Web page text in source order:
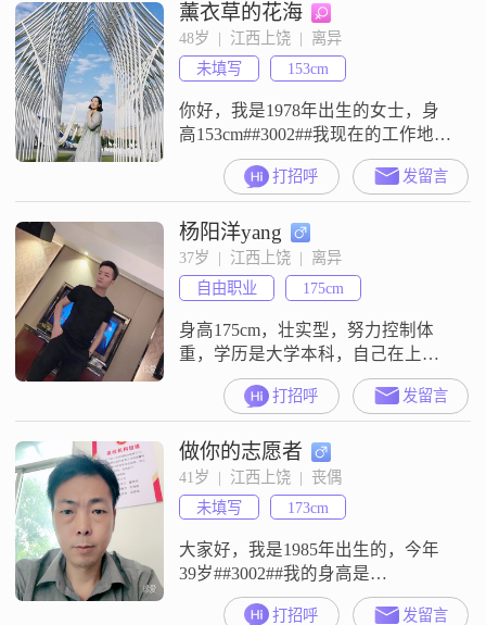
大家可以看到资料里写的，我是一
个责任感强的人，平时也比较随
和，容易相处##3002##同时我也热
爱生活##3002##我在这里
薰衣草的花海
48岁  |  江西上饶  |  离异
未填写
153cm
你好，我是1978年出生的女士，身
高153cm##3002##我现在的工作地是
上饶，月收入在3001到5000元之间
##3002##我的学历是高中及以下
##3002##我是一个热爱生活的人，
平时喜欢享受当下的状态##3002##
我也比较注重健康管理##3002##我
目前是单身状态，希望在这里遇到
合适的人##3002##
打招呼 发留言
杨阳洋yang
37岁  |  江西上饶  |  离异
自由职业
175cm
身高175cm，壮实型，努力控制体
重，学历是大学本科，自己在上饶
有一家网红孵化公司，年收入50往
上，希望另一半人品好衣品好有理
财能力##3002##
打招呼 发留言
做你的志愿者
41岁  |  江西上饶  |  丧偶
未填写
173cm
大家好，我是1985年出生的，今年
39岁##3002##我的身高是
173cm##3002##我的学历是大专
打招呼 发留言